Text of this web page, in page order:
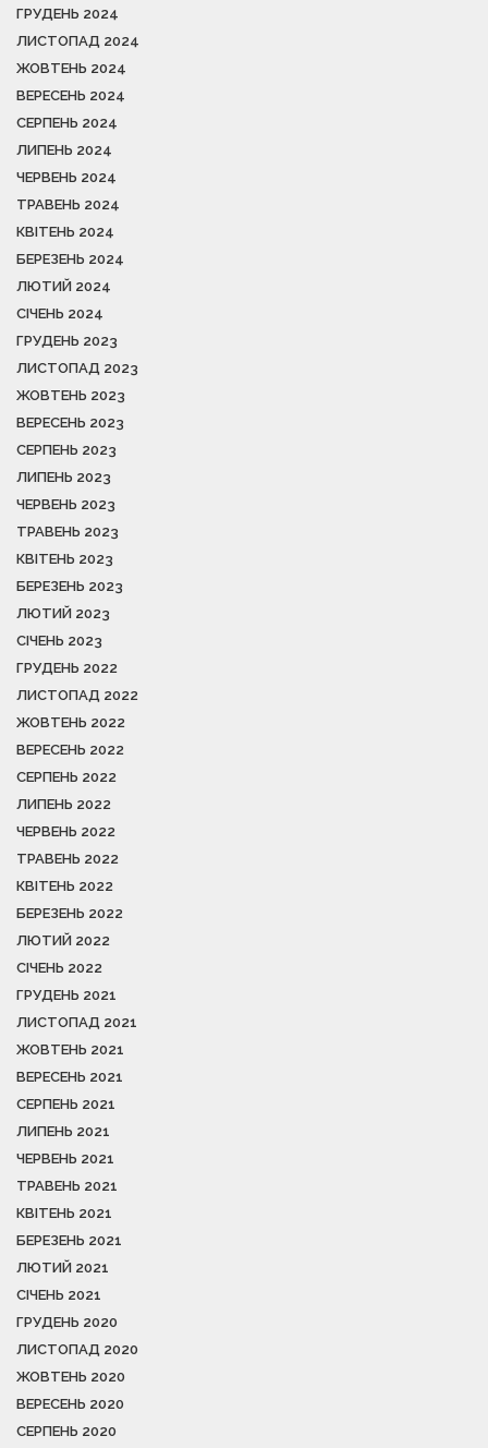
ГРУДЕНЬ 2024
ЛИСТОПАД 2024
ЖОВТЕНЬ 2024
ВЕРЕСЕНЬ 2024
СЕРПЕНЬ 2024
ЛИПЕНЬ 2024
ЧЕРВЕНЬ 2024
ТРАВЕНЬ 2024
КВІТЕНЬ 2024
БЕРЕЗЕНЬ 2024
ЛЮТИЙ 2024
СІЧЕНЬ 2024
ГРУДЕНЬ 2023
ЛИСТОПАД 2023
ЖОВТЕНЬ 2023
ВЕРЕСЕНЬ 2023
СЕРПЕНЬ 2023
ЛИПЕНЬ 2023
ЧЕРВЕНЬ 2023
ТРАВЕНЬ 2023
КВІТЕНЬ 2023
БЕРЕЗЕНЬ 2023
ЛЮТИЙ 2023
СІЧЕНЬ 2023
ГРУДЕНЬ 2022
ЛИСТОПАД 2022
ЖОВТЕНЬ 2022
ВЕРЕСЕНЬ 2022
СЕРПЕНЬ 2022
ЛИПЕНЬ 2022
ЧЕРВЕНЬ 2022
ТРАВЕНЬ 2022
КВІТЕНЬ 2022
БЕРЕЗЕНЬ 2022
ЛЮТИЙ 2022
СІЧЕНЬ 2022
ГРУДЕНЬ 2021
ЛИСТОПАД 2021
ЖОВТЕНЬ 2021
ВЕРЕСЕНЬ 2021
СЕРПЕНЬ 2021
ЛИПЕНЬ 2021
ЧЕРВЕНЬ 2021
ТРАВЕНЬ 2021
КВІТЕНЬ 2021
БЕРЕЗЕНЬ 2021
ЛЮТИЙ 2021
СІЧЕНЬ 2021
ГРУДЕНЬ 2020
ЛИСТОПАД 2020
ЖОВТЕНЬ 2020
ВЕРЕСЕНЬ 2020
СЕРПЕНЬ 2020